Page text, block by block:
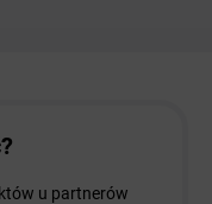
u partnerów